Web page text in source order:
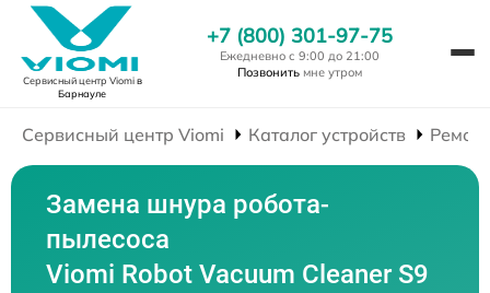
Сервисный центр Viomiв
Барнауле
+7 (800) 301-97-75
Ежедневно с 9:00 до 21:00
Позвонить мне утром
Сервисный центр Viomi Каталог устройств
Замена шнура робота-
пылесоса
Viomi Robot Vacuum Cleaner S9